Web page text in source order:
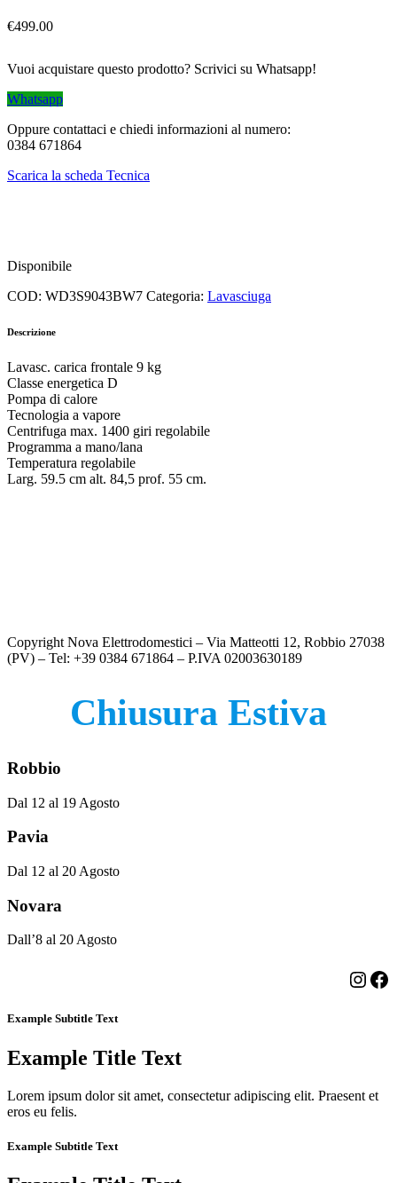
€499.00
Vuoi acquistare questo prodotto? Scrivici su Whatsapp!
Whatsapp
Oppure contattaci e chiedi informazioni al numero:
0384 671864
Scarica la scheda Tecnica
Disponibile
COD: WD3S9043BW7 Categoria: Lavasciuga
Descrizione
Lavasc. carica frontale 9 kg
Classe energetica D
Pompa di calore
Tecnologia a vapore
Centrifuga max. 1400 giri regolabile
Programma a mano/lana
Temperatura regolabile
Larg. 59.5 cm alt. 84,5 prof. 55 cm.
Copyright Nova Elettrodomestici – Via Matteotti 12, Robbio 27038
(PV) – Tel: +39 0384 671864 – P.IVA 02003630189
Chiusura Estiva
Robbio
Dal 12 al 19 Agosto
Pavia
Dal 12 al 20 Agosto
Novara
Dall’8 al 20 Agosto
Example Subtitle Text
Example Title Text
Lorem ipsum dolor sit amet, consectetur adipiscing elit. Praesent et
eros eu felis.
Example Subtitle Text